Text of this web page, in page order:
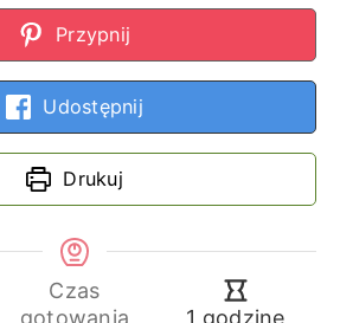
Przypnij
Udostępnij
Drukuj
Czas
gotowania
1 godzina
godzinę